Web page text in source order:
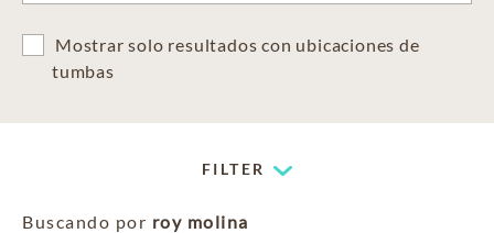
Mostrar solo resultados con ubicaciones de
tumbas
FILTER
Buscando por roy molina